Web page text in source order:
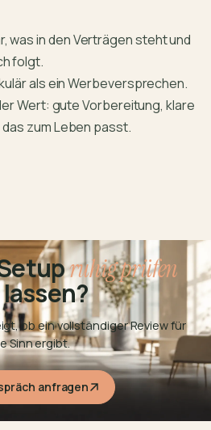
was in den Verträgen steht und
folgt.
als ein Werbeversprechen.
Wert: gute Vorbereitung, klare
zum Leben passt.
ruhig prüfen
ob ein vollständiger Review für
Sinn ergibt.
anfragen